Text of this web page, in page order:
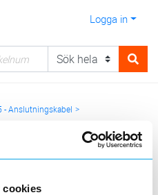
cookies
Logga in
- Anslutningskabel